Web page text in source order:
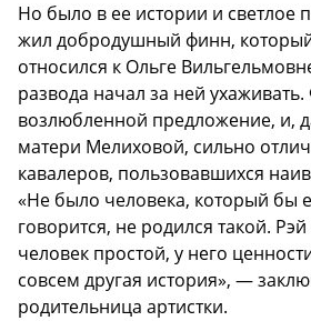
Но было в ее истории и светлое
жил добродушный финн,
относился к Ольге
развода начал за ней
возлюбленной предложение, и,
матери Мелиховой, сильно
кавалеров, пользовавшихся
«Не было человека, который бы
говорится, не родился такой.
человек простой, у него
совсем другая история», —
родительница артистки.